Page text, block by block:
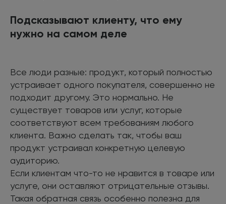
Подсказывают клиенту, что ему
нужно на самом деле
Все люди разные: продукт, который полностью
устраивает одного покупателя, совершенно не
подходит другому. Это нормально. Не
существует товаров или услуг, которые
соответствуют всем требованиям любого
клиента. Важно сделать так, чтобы ваш
продукт устраивал конкретную целевую
аудиторию.
Если клиентам что-то не нравится в товаре или
услуге, они оставляют отрицательные отзывы.
Такая обратная связь особенно полезна для